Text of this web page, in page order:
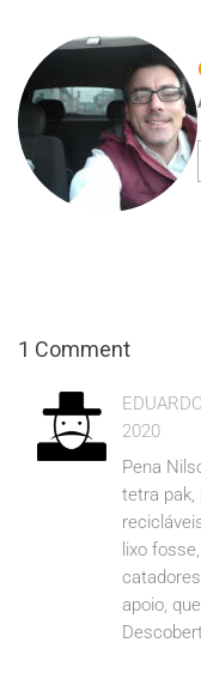
1 Comment
2020
Pena
tetra pak,
lixo
apoio,